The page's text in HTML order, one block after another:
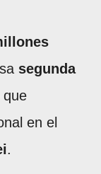
segunda
que
en el
.